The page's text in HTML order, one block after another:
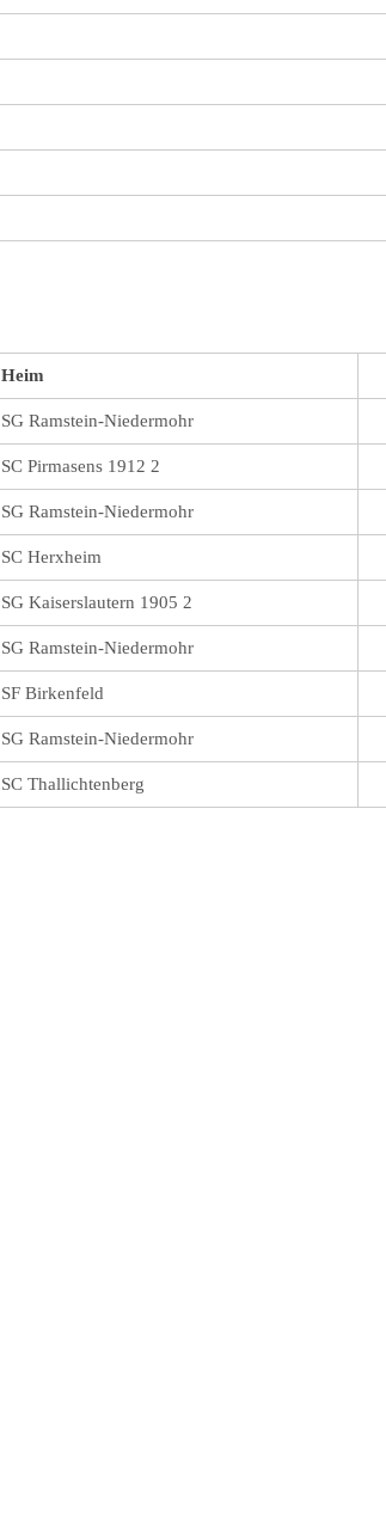
Heim
SG Ramstein-Niedermohr
SC Pirmasens 1912 2
SG Ramstein-Niedermohr
SC Herxheim
SG Kaiserslautern 1905 2
SG Ramstein-Niedermohr
SF Birkenfeld
SG Ramstein-Niedermohr
SC Thallichtenberg